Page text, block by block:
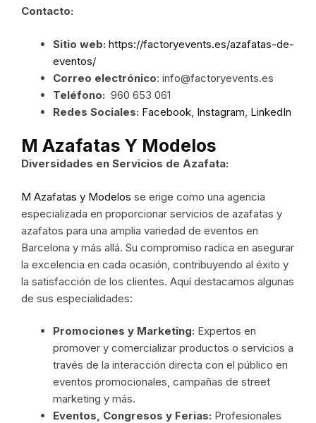
Contacto:
Sitio web: https://factoryevents.es/azafatas-de-
eventos/
Correo electrónico: info@factoryevents.es
Teléfono: 960 653 061
Redes Sociales: Facebook Instagram LinkedIn
M Azafatas Y Modelos
Diversidades en Servicios de Azafata:
M Azafatas y Modelos se erige como una agencia
especializada en proporcionar servicios de azafatas y
azafatos para una amplia variedad de eventos en
Barcelona y más allá. Su compromiso radica en asegurar
la excelencia en cada ocasión, contribuyendo al éxito y
la satisfacción de los clientes. Aquí destacamos algunas
de sus especialidades:
Promociones y Marketing: Expertos en
promover y comercializar productos o servicios a
través de la interacción directa con el público en
eventos promocionales, campañas de street
marketing y más.
Eventos, Congresos y Ferias: Profesionales